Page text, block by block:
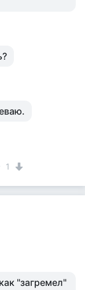
1
"загремел"